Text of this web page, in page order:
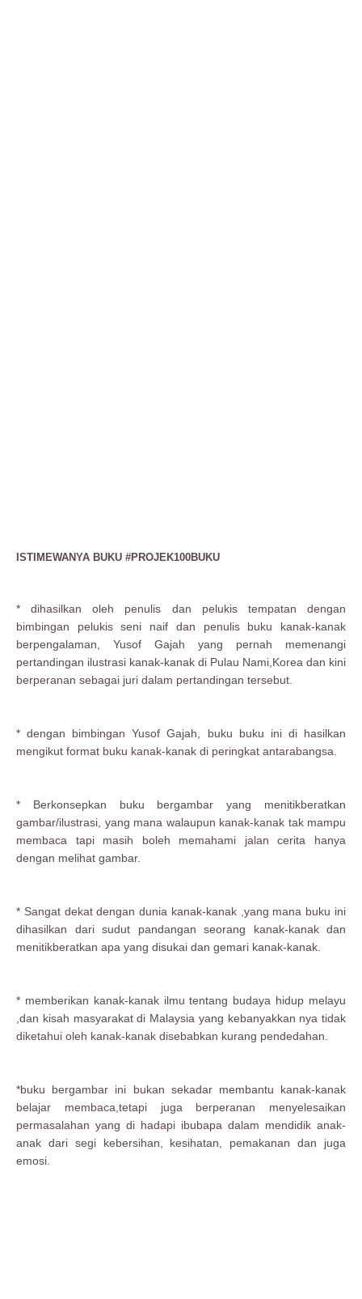
ISTIMEWANYA BUKU #PROJEK100BUKU
* dihasilkan oleh penulis dan pelukis tempatan dengan
bimbingan pelukis seni naif dan penulis buku kanak-kanak
berpengalaman, Yusof Gajah yang pernah memenangi
pertandingan ilustrasi kanak-kanak di Pulau Nami,Korea dan kini
berperanan sebagai juri dalam pertandingan tersebut.
* dengan bimbingan Yusof Gajah, buku buku ini di hasilkan
mengikut format buku kanak-kanak di peringkat antarabangsa.
* Berkonsepkan buku bergambar yang menitikberatkan
gambar/ilustrasi, yang mana walaupun kanak-kanak tak mampu
membaca tapi masih boleh memahami jalan cerita hanya
dengan melihat gambar.
* Sangat dekat dengan dunia kanak-kanak ,yang mana buku ini
dihasilkan dari sudut pandangan seorang kanak-kanak dan
menitikberatkan apa yang disukai dan gemari kanak-kanak.
* memberikan kanak-kanak ilmu tentang budaya hidup melayu
,dan kisah masyarakat di Malaysia yang kebanyakkan nya tidak
diketahui oleh kanak-kanak disebabkan kurang pendedahan.
*buku bergambar ini bukan sekadar membantu kanak-kanak
belajar membaca,tetapi juga berperanan menyelesaikan
permasalahan yang di hadapi ibubapa dalam mendidik anak-
anak dari segi kebersihan, kesihatan, pemakanan dan juga
emosi.